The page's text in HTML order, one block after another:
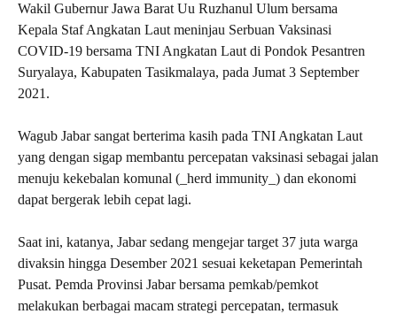
Wakil Gubernur Jawa Barat Uu Ruzhanul Ulum bersama
Kepala Staf Angkatan Laut meninjau Serbuan Vaksinasi
COVID-19 bersama TNI Angkatan Laut di Pondok Pesantren
Suryalaya, Kabupaten Tasikmalaya, pada Jumat 3 September
2021.
Wagub Jabar sangat berterima kasih pada TNI Angkatan Laut
yang dengan sigap membantu percepatan vaksinasi sebagai jalan
menuju kekebalan komunal (_herd immunity_) dan ekonomi
dapat bergerak lebih cepat lagi.
Saat ini, katanya, Jabar sedang mengejar target 37 juta warga
divaksin hingga Desember 2021 sesuai keketapan Pemerintah
Pusat. Pemda Provinsi Jabar bersama pemkab/pemkot
melakukan berbagai macam strategi percepatan, termasuk